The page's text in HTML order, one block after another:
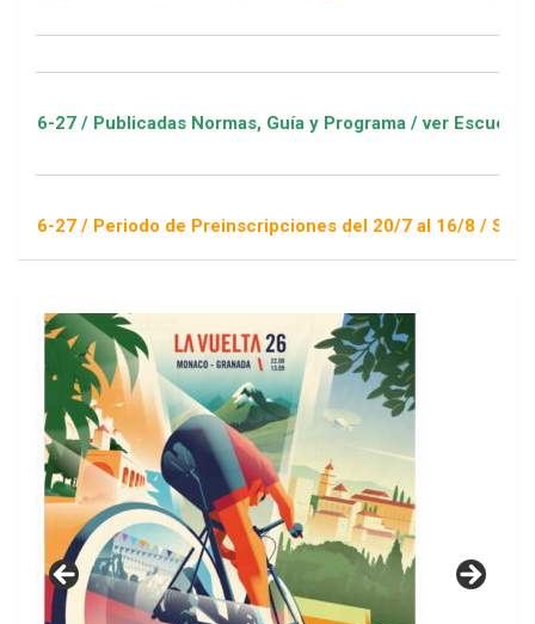
Normas, Guía y Programa / ver Escuelas Deportivas
de Preinscripciones del 20/7 al 16/8 / Sorteo 1 de